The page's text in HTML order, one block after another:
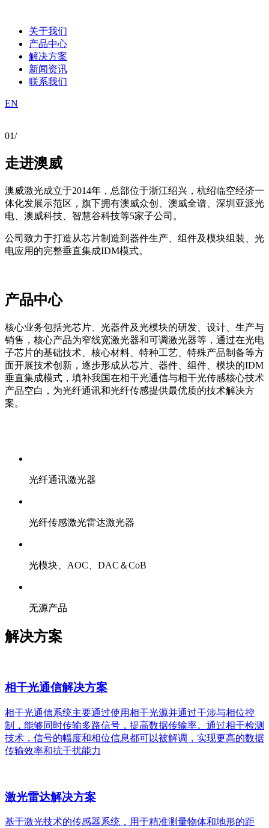
关于我们
产品中心
解决方案
新闻资讯
联系我们
EN
01/
走进澳威
澳威激光成立于2014年，总部位于浙江绍兴，杭绍临空经济一
体化发展示范区，旗下拥有澳威众创、澳威全谱、深圳亚派光
电、澳威科技、智慧谷科技等5家子公司。
公司致力于打造从芯片制造到器件生产、组件及模块组装、光
电应用的完整垂直集成IDM模式。
产品中心
核心业务包括光芯片、光器件及光模块的研发、设计、生产与
销售，核心产品为窄线宽激光器和可调激光器等，通过在光电
子芯片的基础技术、核心材料、特种工艺、特殊产品制备等方
面开展技术创新，逐步形成从芯片、器件、组件、模块的IDM
垂直集成模式，填补我国在相干光通信与相干光传感核心技术
产品空白，为光纤通讯和光纤传感提供最优质的技术解决方
案。
光纤通讯激光器
光纤传感激光雷达激光器
光模块、AOC、DAC＆CoB
无源产品
解决方案
相干光通信解决方案
相干光通信系统主要通过使用相干光源并通过干涉与相位控
制，能够同时传输多路信号，提高数据传输率。通过相干检测
技术，信号的幅度和相位信息都可以被解调，实现更高的数据
传输效率和抗干扰能力
激光雷达解决方案
基于激光技术的传感器系统，用于精准测量物体和地形的距